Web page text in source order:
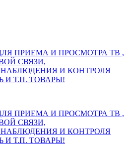
ПРИЕМА И ПРОСМОТРА ТВ ,
СВЯЗИ,
И КОНТРОЛЯ
И Т.П. ТОВАРЫ!
ПРИЕМА И ПРОСМОТРА ТВ ,
СВЯЗИ,
И КОНТРОЛЯ
И Т.П. ТОВАРЫ!